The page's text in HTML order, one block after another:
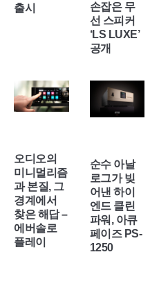
출시
손잡은 무
선 스피커
‘LS LUXE’
공개
오디오의
미니멀리즘
과 본질, 그
경계에서
찾은 해답 –
에버솔로
플레이
순수 아날
로그가 빚
어낸 하이
엔드 클린
파워, 아큐
페이즈 PS-
1250